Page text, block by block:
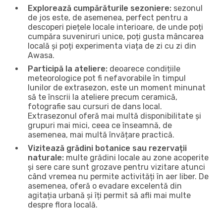
Explorează cumpărăturile sezoniere: sezonul
de jos este, de asemenea, perfect pentru a
descoperi piețele locale interioare, de unde poți
cumpăra suveniruri unice, poți gusta mâncarea
locală și poți experimenta viața de zi cu zi din
Awasa.
Participă la ateliere: deoarece condițiile
meteorologice pot fi nefavorabile în timpul
lunilor de extrasezon, este un moment minunat
să te înscrii la ateliere precum ceramică,
fotografie sau cursuri de dans local.
Extrasezonul oferă mai multă disponibilitate și
grupuri mai mici, ceea ce înseamnă, de
asemenea, mai multă învățare practică.
Vizitează grădini botanice sau rezervații
naturale: multe grădini locale au zone acoperite
și sere care sunt grozave pentru vizitare atunci
când vremea nu permite activități în aer liber. De
asemenea, oferă o evadare excelentă din
agitația urbană și îți permit să afli mai multe
despre flora locală.